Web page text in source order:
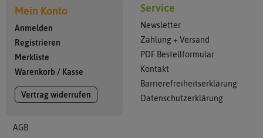
Mein Konto
Anmelden
Registrieren
Merkliste
Warenkorb / Kasse
Vertrag widerrufen
AGB
Service
Newsletter
Zahlung + Versand
PDF Bestellformular
Kontakt
Barrierefreiheitserklärung
Datenschutzerklärung